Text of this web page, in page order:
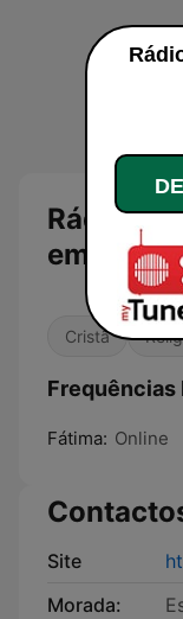
Rádio
em Direto
Cristã
Frequências
Fátima: Online
Site
Morada: